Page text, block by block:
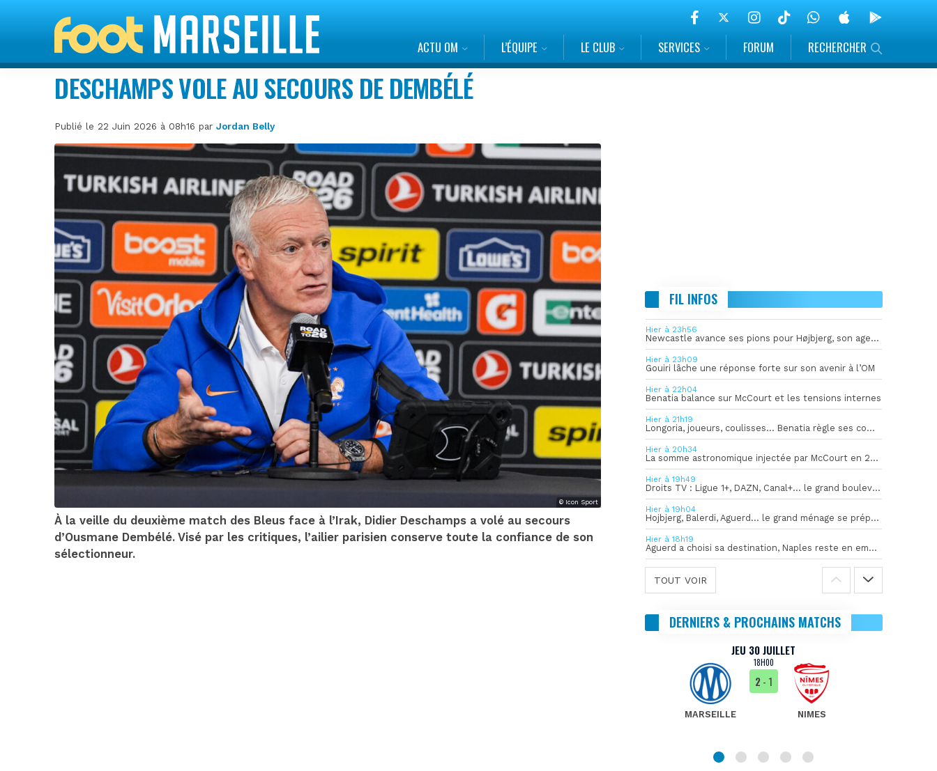
ACTU OM L’ÉQUIPE LE CLUB SERVICES FORUM RECHERCHER
DESCHAMPS VOLE AU SECOURS DE DEMBÉLÉ
Publié le 22 Juin 2026 à 08h16 parJordan Belly
© Icon Sport
À la veille du deuxième match des Bleus face à l’Irak, Didier Deschamps a volé au secours
d’Ousmane Dembélé. Visé par les critiques, l’ailier parisien conserve toute la confiance de son
sélectionneur.
FIL INFOS
Hier à 23h56
Newcastle avance ses pions pour Højbjerg, son agent sort du silence
Hier à 23h09
Gouiri lâche une réponse forte sur son avenir à l’OM
Hier à 22h04
Benatia balance sur McCourt et les tensions internes
Hier à 21h19
Longoria, joueurs, coulisses… Benatia règle ses comptes !
Hier à 20h34
La somme astronomique injectée par McCourt en 2026 pour soutenir l’OM
Hier à 19h49
Droits TV : Ligue 1+, DAZN, Canal+… le grand bouleversement
Hier à 19h04
Hojbjerg, Balerdi, Aguerd… le grand ménage se prépare
Hier à 18h19
Aguerd a choisi sa destination, Naples reste en embuscade
TOUT VOIR
DERNIERS & PROCHAINS MATCHS
JEU 30 JUILLET
18H00
MARSEILLE
2- 1
NIMES